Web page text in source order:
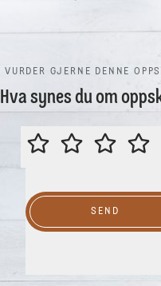
VURDER GJERNE DENNE
Hva synes du om
VURDER
SEND